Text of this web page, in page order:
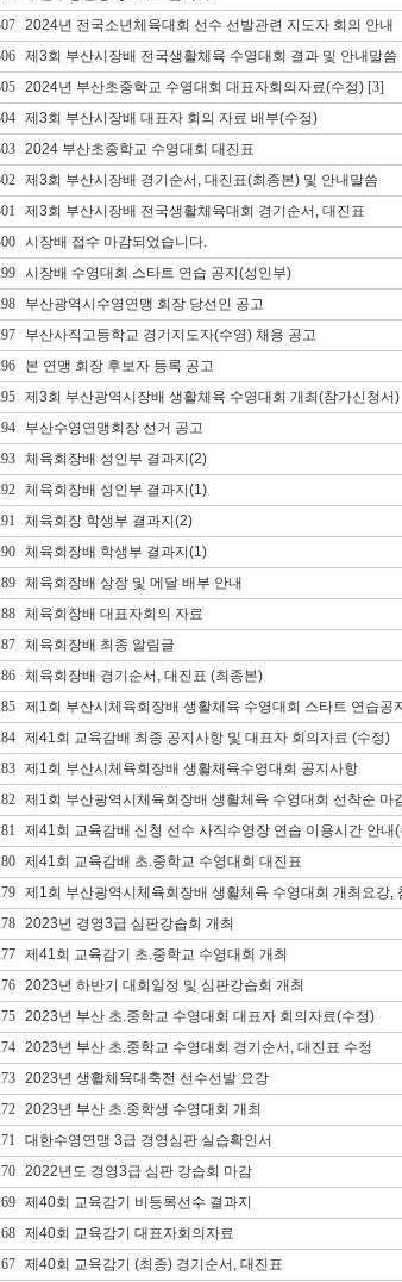
2024년 전국소년체육대회 선수 선발관련 지도자 회의 안내
제3회 부산시장배 전국생활체육 수영대회 결과 및 안내말씀
2024년 부산초중학교 수영대회 대표자회의자료(수정)[3]
제3회 부산시장배 대표자 회의 자료 배부(수정)
2024 부산초중학교 수영대회 대진표
제3회 부산시장배 경기순서, 대진표(최종본) 및 안내말씀
제3회 부산시장배 전국생활체육대회 경기순서, 대진표
시장배 접수 마감되었습니다.
시장배 수영대회 스타트 연습 공지(성인부)
부산광역시수영연맹 회장 당선인 공고
부산사직고등학교 경기지도자(수영) 채용 공고
본 연맹 회장 후보자 등록 공고
제3회 부산광역시장배 생활체육 수영대회 개최(참가신청서)
부산수영연맹회장 선거 공고
체육회장배 성인부 결과지(2)
체육회장배 성인부 결과지(1)
체육회장 학생부 결과지(2)
체육회장배 학생부 결과지(1)
체육회장배 상장 및 메달 배부 안내
체육회장배 대표자회의 자료
체육회장배 최종 알림글
체육회장배 경기순서, 대진표 (최종본)
제1회 부산시체육회장배 생활체육 수영대회 스타트 연습공
제41회 교육감배 최종 공지사항 및 대표자 회의자료 (수정)
제1회 부산시체육회장배 생활체육수영대회 공지사항
제1회 부산광역시체육회장배 생활체육 수영대회 선착순 마
제41회 교육감배 신청 선수 사직수영장 연습 이용시간 안내(
제41회 교육감배 초.중학교 수영대회 대진표
제1회 부산광역시체육회장배 생활체육 수영대회 개최요강,
2023년 경영3급 심판강습회 개최
제41회 교육감기 초.중학교 수영대회 개최
2023년 하반기 대회일정 및 심판강습회 개최
2023년 부산 초.중학교 수영대회 대표자 회의자료(수정)
2023년 부산 초.중학교 수영대회 경기순서, 대진표 수정
2023년 생활체육대축전 선수선발 요강
2023년 부산 초.중학생 수영대회 개최
대한수영연맹 3급 경영심판 실습확인서
2022년도 경영3급 심판 강습회 마감
제40회 교육감기 비등록선수 결과지
제40회 교육감기 대표자회의자료
제40회 교육감기 (최종) 경기순서, 대진표